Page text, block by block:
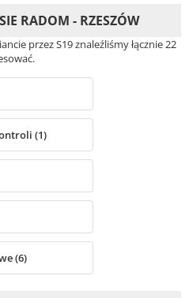
RADOM - RZESZÓW
przez S19 znaleźliśmy łącznie 22
(1)
(6)